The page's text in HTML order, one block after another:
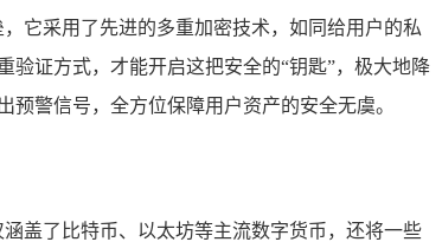
它采用了先进的多重加密技术，如同给用户的私
证方式，才能开启这把安全的“钥匙”，极大地降
警信号，全方位保障用户资产的安全无虞。
盖了比特币、以太坊等主流数字货币，还将一些